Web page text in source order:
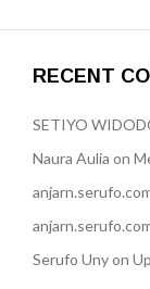
RECENT
SETIYO
Naura Aulia on
Serufo Unyon